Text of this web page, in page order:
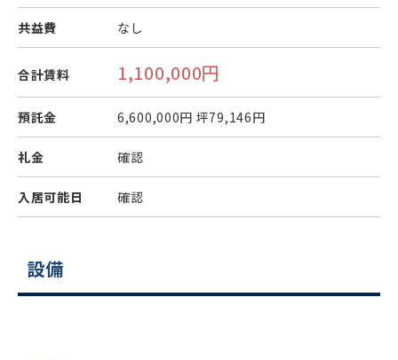
共益費 なし
合計賃料 1,100,000円
預託金 6,600,000円 坪79,146円
礼金 確認
入居可能日 確認
設備